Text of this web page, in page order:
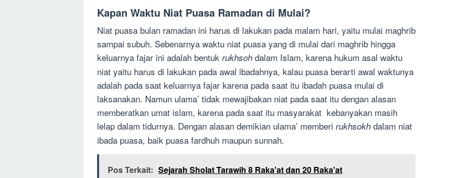
Kapan Waktu Niat Puasa Ramadan di Mulai?
Niat puasa bulan ramadan ini harus di lakukan pada malam hari, yaitu mulai maghrib
sampai subuh. Sebenarnya waktu niat puasa yang di mulai dari maghrib hingga
keluarnya fajar ini adalah bentuk rukhsoh dalam Islam, karena hukum asal waktu
niat yaitu harus di lakukan pada awal ibadahnya, kalau puasa berarti awal waktunya
adalah pada saat keluarnya fajar karena pada saat itu ibadah puasa mulai di
laksanakan. Namun ulama’ tidak mewajibakan niat pada saat itu dengan alasan
memberatkan umat islam, karena pada saat itu masyarakat kebanyakan masih
lelap dalam tidurnya. Dengan alasan demikian ulama’ memberi rukhsokh dalam niat
ibada puasa, baik puasa fardhuh maupun sunnah.
Pos Terkait: Sejarah Sholat Tarawih 8 Raka'at dan 20 Raka'at